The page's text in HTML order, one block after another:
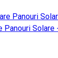
Panouri